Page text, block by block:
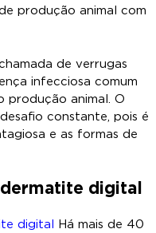
produção animal com
de verrugas
infecciosa comum
produção animal. O
constante, pois é
e as formas de
digital
digital
Há mais de 40